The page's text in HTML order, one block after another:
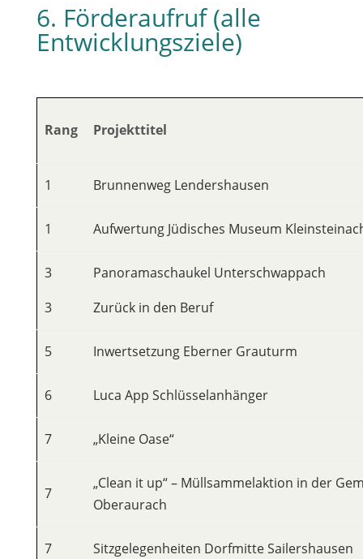
6. Förderaufruf (alle
Entwicklungsziele)
Rang Projekttitel
1 Brunnenweg Lendershausen
1 Aufwertung Jüdisches Museum
3
3
Panoramaschaukel Unterschwappach
Zurück in den Beruf
5 Inwertsetzung Eberner Grauturm
6 Luca App Schlüsselanhänger
7 „Kleine Oase“
7
„Clean it up“ – Müllsammelaktion in der
Oberaurach
7 Sitzgelegenheiten Dorfmitte Sailershausen